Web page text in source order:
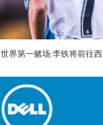
世界第一赌场:李铁将前往西